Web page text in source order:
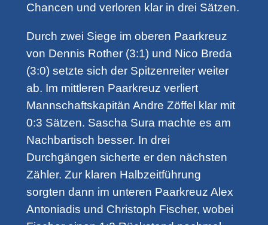
Chancen und verloren klar in drei Sätzen.
Durch zwei Siege im oberen Paarkreuz
von Dennis Rother (3:1) und Nico Breda
(3:0) setzte sich der Spitzenreiter weiter
ab. Im mittleren Paarkreuz verliert
Mannschaftskapitän Andre Zöffel klar mit
0:3 Sätzen. Sascha Sura machte es am
Nachbartisch besser. In drei
Durchgängen sicherte er den nächsten
Zähler. Zur klaren Halbzeitführung
sorgten dann im unteren Paarkreuz Alex
Antoniadis und Christoph Fischer, wobei